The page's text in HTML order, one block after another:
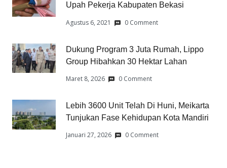
Upah Pekerja Kabupaten Bekasi
Agustus 6, 2021 0 Comment
Dukung Program 3 Juta Rumah, Lippo
Group Hibahkan 30 Hektar Lahan
Maret 8, 2026 0 Comment
Lebih 3600 Unit Telah Di Huni, Meikarta
Tunjukan Fase Kehidupan Kota Mandiri
Januari 27, 2026 0 Comment